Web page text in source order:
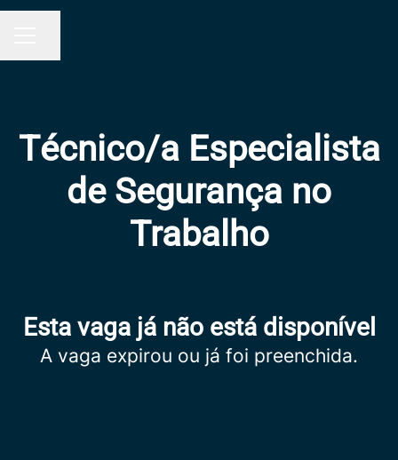
Técnico/a Especialista
de Segurança no
Trabalho
Esta vaga já não está disponível
A vaga expirou ou já foi preenchida.